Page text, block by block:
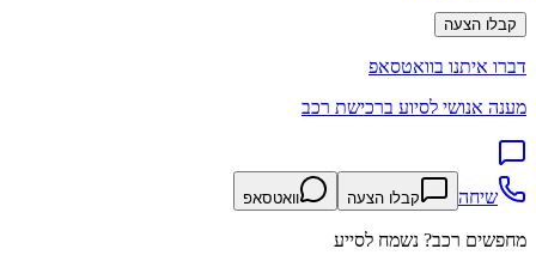
קבלו הצעה
דברו איתנו בוואטסאפ
מענה אנושי לסיוע ברכישת רכב
שיחה קבלו הצעה וואטסאפ
מחפשים רכב? נשמח לסייע